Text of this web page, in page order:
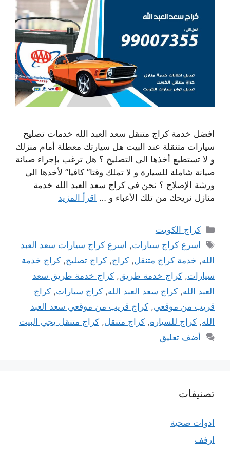
افضل خدمة كراج متنقل سعد العبد الله خدمات تصليح
سيارات متنقلة عند البيت هل سيارتك معطلة أمام منزلك
و لا تستطيع أخذها الى التصليح ؟ هل ترغب بإجراء صيانة
صيانة شاملة للسيارة و لا تملك وقتا” كافيا” لأخدها الى
ورشة الإصلاح ؟ نحن في كراج سعد العبد الله خدمة
منازل نريحك من تلك الأعباء و … اقرأ المزيد
التصنيفات
كراج الكويت
الوسوم
اسرع كراج سيارات, اسرع كراج سيارات سعد العبد
الله, خدمة كراج متنقل, كراج, كراج تصليح, كراج خدمة
سيارات, كراج خدمة طريق, كراج خدمة طريق سعد
العبد الله, كراج سعد العبد الله, كراج سيارات, كراج
قريب من موقعي, كراج قريب من موقعي سعد العبد
الله, كراج للسياره, كراج متنقل, كراج متنقل يجي البيت
أضف تعليق
تصنيفات
ادوات صحية
ارفف